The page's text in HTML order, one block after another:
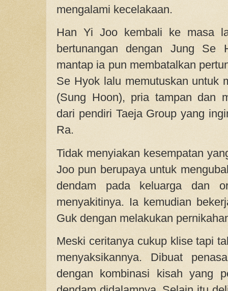
mengalami kecelakaan.
Han Yi Joo kembali ke masa
bertunangan dengan Jung Se
mantap ia pun membatalkan
Se Hyok lalu memutuskan untuk
(Sung Hoon), pria tampan dan
dari pendiri Taeja Group yang
Ra.
Tidak menyiakan kesempatan
Joo pun berupaya untuk
dendam pada keluarga dan
menyakitinya. Ia kemudian
Guk dengan melakukan
Meski ceritanya cukup klise tapi
menyaksikannya. Dibuat
dengan kombinasi kisah yang